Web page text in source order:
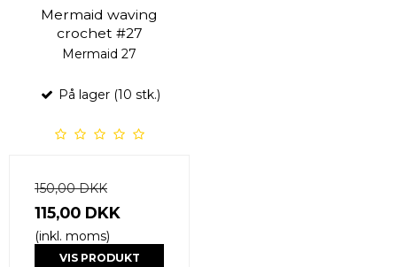
Mermaid waving
crochet #27
Mermaid 27
På lager (10 stk.)
150,00 DKK
115,00 DKK
(inkl. moms)
VIS PRODUKT